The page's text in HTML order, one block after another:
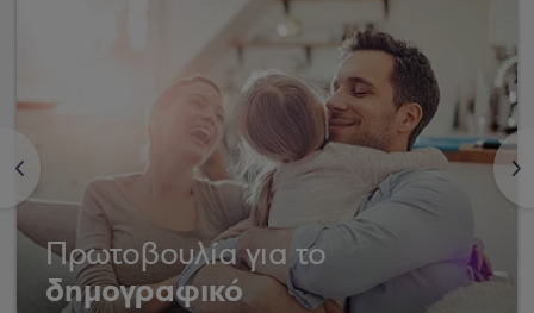
<
Πρωτοβουλία για το
δημογραφικό
>